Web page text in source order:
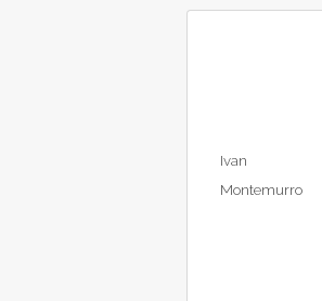
Ivan
Montemurro